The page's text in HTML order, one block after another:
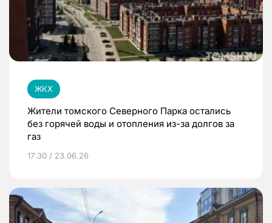
ЖКХ
Жители томского Северного Парка остались
без горячей воды и отопления из-за долгов за
газ
17:30 / 23.06.26